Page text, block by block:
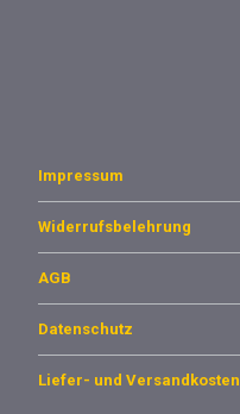
Impressum
Widerrufsbelehrung
AGB
Datenschutz
Liefer- und Versandkosten